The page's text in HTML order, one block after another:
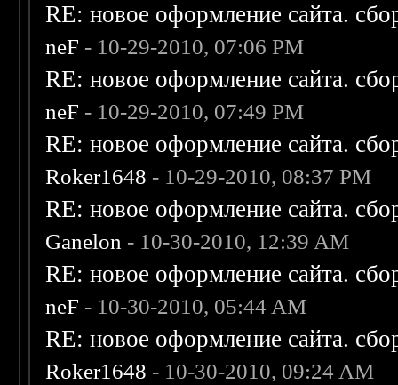
RE: новое оформление сайта.
neF - 10-29-2010, 07:06 PM
RE: новое оформление сайта.
neF - 10-29-2010, 07:49 PM
RE: новое оформление сайта.
Roker1648 - 10-29-2010, 08:37 PM
RE: новое оформление сайта.
Ganelon - 10-30-2010, 12:39 AM
RE: новое оформление сайта.
neF - 10-30-2010, 05:44 AM
RE: новое оформление сайта.
Roker1648 - 10-30-2010, 09:24 AM